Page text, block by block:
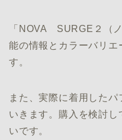
「NOVA SURGE２（
能の情報とカラーバリエ
す。
また、実際に着用した
いきます。購入を検討
いです。